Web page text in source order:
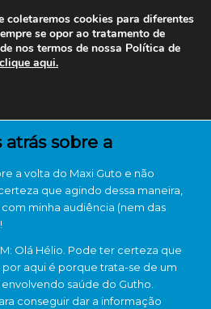
sobre a
a volta do Maxi Guto e não
que agindo dessa maneira,
minha audiência (nem das
Olá Hélio. Pode ter certeza que
por aqui é porque trata-se de um
saúde do Gutho.
conseguir dar a informação
coletaremos cookies para diferentes
se opor ao tratamento de
nos termos de nossa Política de
clique aqui.